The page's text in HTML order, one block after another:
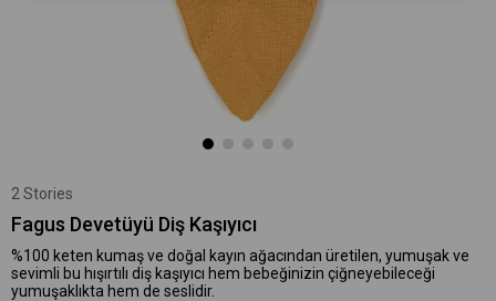
2 Stories
Fagus Devetüyü Diş Kaşıyıcı
%100 keten kumaş ve doğal kayın ağacından üretilen, yumuşak ve
sevimli bu hışırtılı diş kaşıyıcı hem bebeğinizin çiğneyebileceği
yumuşaklıkta hem de seslidir.